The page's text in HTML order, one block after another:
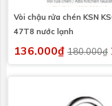
Vòi chậu rửa chén KSN
47T8 nước lạnh
136.000₫ 180.000₫